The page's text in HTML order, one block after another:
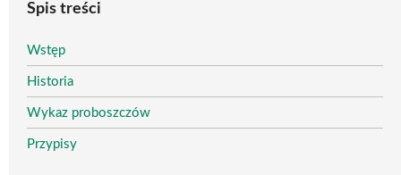
Spis treści
Wstęp
Historia
Wykaz proboszczów
Przypisy